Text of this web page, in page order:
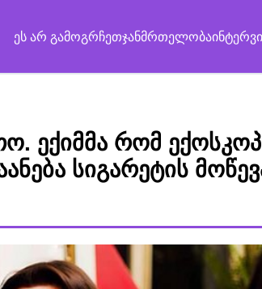
ეს არ გამოგრჩეთჯანმრთელობა
ექიმმა რომ
სიგარეტის